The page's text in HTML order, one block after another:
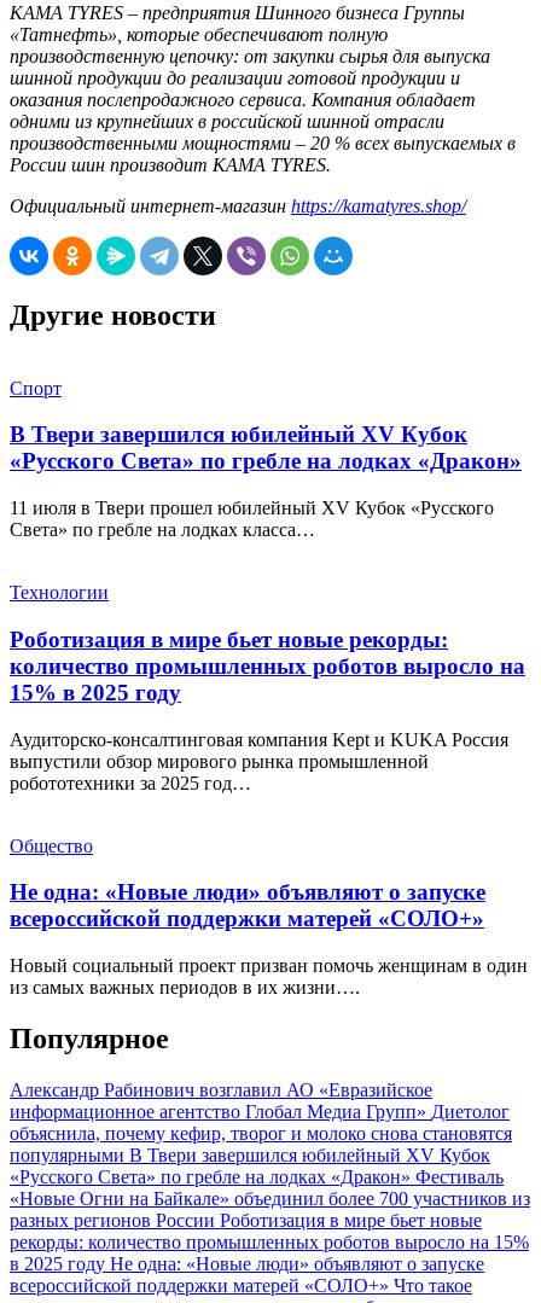
KAMA TYRES – предприятия Шинного бизнеса Группы
«Татнефть», которые обеспечивают полную
производственную цепочку: от закупки сырья для выпуска
шинной продукции до реализации готовой продукции и
оказания послепродажного сервиса. Компания обладает
одними из крупнейших в российской шинной отрасли
производственными мощностями – 20 % всех выпускаемых в
России шин производит KAMA TYRES.
Официальный интернет-магазин https://kamatyres.shop/
Другие новости
Спорт
В Твери завершился юбилейный XV Кубок
«Русского Света» по гребле на лодках «Дракон»
11 июля в Твери прошел юбилейный XV Кубок «Русского
Света» по гребле на лодках класса…
Технологии
Роботизация в мире бьет новые рекорды:
количество промышленных роботов выросло на
15% в 2025 году
Аудиторско-консалтинговая компания Kept и KUKA Россия
выпустили обзор мирового рынка промышленной
робототехники за 2025 год…
Общество
Не одна: «Новые люди» объявляют о запуске
всероссийской поддержки матерей «СОЛО+»
Новый социальный проект призван помочь женщинам в один
из самых важных периодов в их жизни….
Популярное
Александр Рабинович возглавил АО «Евразийское
информационное агентство Глобал Медиа Групп» Диетолог
объяснила, почему кефир, творог и молоко снова становятся
популярными В Твери завершился юбилейный XV Кубок
«Русского Света» по гребле на лодках «Дракон» Фестиваль
«Новые Огни на Байкале» объединил более 700 участников из
разных регионов России Роботизация в мире бьет новые
рекорды: количество промышленных роботов выросло на 15%
в 2025 году Не одна: «Новые люди» объявляют о запуске
всероссийской поддержки матерей «СОЛО+» Что такое